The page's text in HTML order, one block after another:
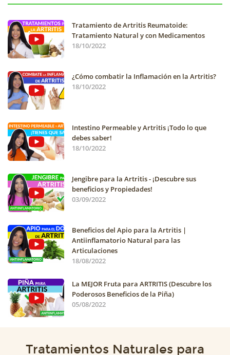
Tratamiento de Artritis Reumatoide:
Tratamiento Natural y con Medicamentos
18/10/2022
¿Cómo combatir la Inflamación en la Artritis?
18/10/2022
Intestino Permeable y Artritis ¡Todo lo que
debes saber!
18/10/2022
Jengibre para la Artritis - ¡Descubre sus
beneficios y Propiedades!
03/09/2022
Beneficios del Apio para la Artritis |
Antiinflamatorio Natural para las
Articulaciones
18/08/2022
La MEJOR Fruta para ARTRITIS (Descubre los
Poderosos Beneficios de la Piña)
05/08/2022
Tratamientos Naturales para